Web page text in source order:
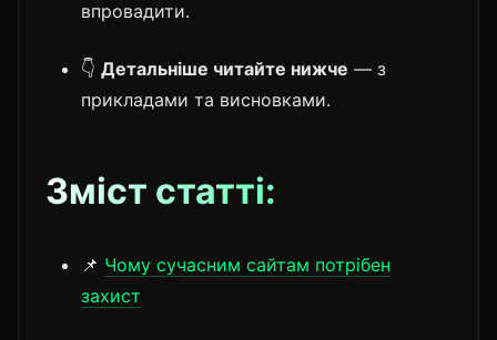
впровадити.
👇 Детальніше читайте нижче — з
прикладами та висновками.
Зміст статті:
📌 Чому сучасним сайтам потрібен
захист